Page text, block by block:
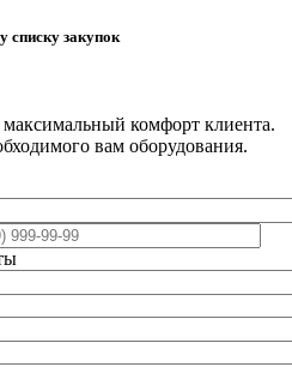
списку закупок
максимальный комфорт клиента.
вам оборудования.